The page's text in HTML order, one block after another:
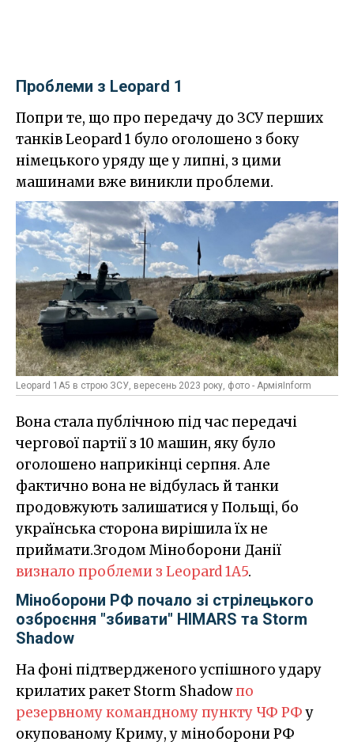
Проблеми з Leopard 1
Попри те, що про передачу до ЗСУ перших
танків Leopard 1 було оголошено з боку
німецького уряду ще у липні, з цими
машинами вже виникли проблеми.
Leopard 1A5 в строю ЗСУ, вересень 2023 року, фото - АрміяInform
Вона стала публічною під час передачі
чергової партії з 10 машин, яку було
оголошено наприкінці серпня. Але
фактично вона не відбулась й танки
продовжують залишатися у Польщі, бо
українська сторона вирішила їх не
приймати.Згодом Міноборони Данії
визнало проблеми з Leopard 1A5.
Міноборони РФ почало зі стрілецького
озброєння "збивати" HIMARS та Storm
Shadow
На фоні підтвердженого успішного удару
крилатих ракет Storm Shadowпо
резервному командному пункту ЧФ РФу
окупованому Криму, у міноборони РФ